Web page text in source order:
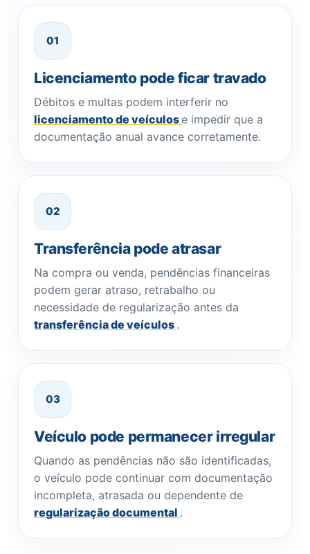
01
Licenciamento pode ficar travado
Débitos e multas podem interferir no
licenciamento de veículos e impedir que a
documentação anual avance corretamente.
02
Transferência pode atrasar
Na compra ou venda, pendências financeiras
podem gerar atraso, retrabalho ou
necessidade de regularização antes da
transferência de veículos .
03
Veículo pode permanecer irregular
Quando as pendências não são identificadas,
o veículo pode continuar com documentação
incompleta, atrasada ou dependente de
regularização documental .